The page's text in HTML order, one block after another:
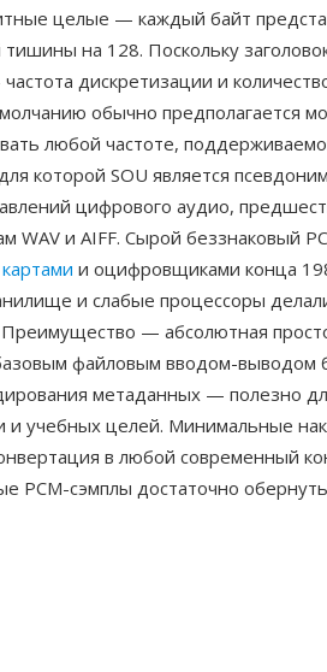
целые — каждый байт
на 128. Поскольку
дискретизации и
обычно предполагается
любой частоте,
которой SOU является
цифрового аудио,
WAV и AIFF. Сырой беззнаковый
и оцифровщиками конца
и слабые процессоры
— абсолютная
файловым вводом-выводом
метаданных — полезно
и учебных целей. Минимальные
в любой современный
сэмплы достаточно обернуть